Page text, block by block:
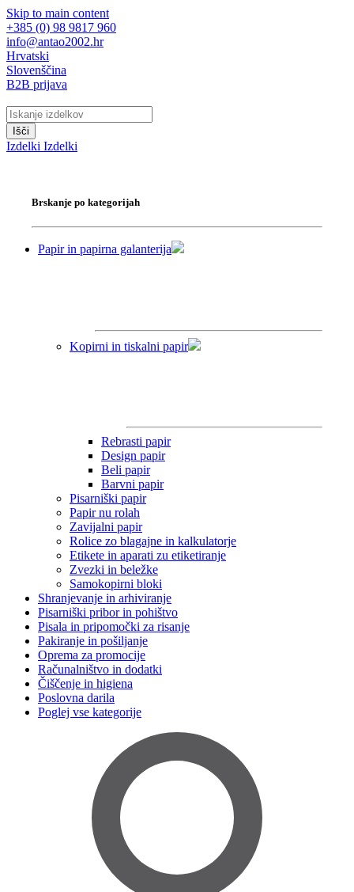
Skip to main content
+385 (0) 98 9817 960
info@antao2002.hr
Hrvatski
Slovenščina
B2B prijava
Išči
Izdelki Izdelki
Brskanje po kategorijah
Papir in papirna galanterija
Kopirni in tiskalni papir
Rebrasti papir
Design papir
Beli papir
Barvni papir
Pisarniški papir
Papir nu rolah
Zavijalni papir
Rolice zo blagajne in kalkulatorje
Etikete in aparati zu etiketiranje
Zvezki in beležke
Samokopirni bloki
Shranjevanje in arhiviranje
Pisarniški pribor in pohištvo
Pisala in pripomočki za risanje
Pakiranje in pošiljanje
Oprema za promocije
Računalništvo in dodatki
Čiščenje in higiena
Poslovna darila
Poglej vse kategorije